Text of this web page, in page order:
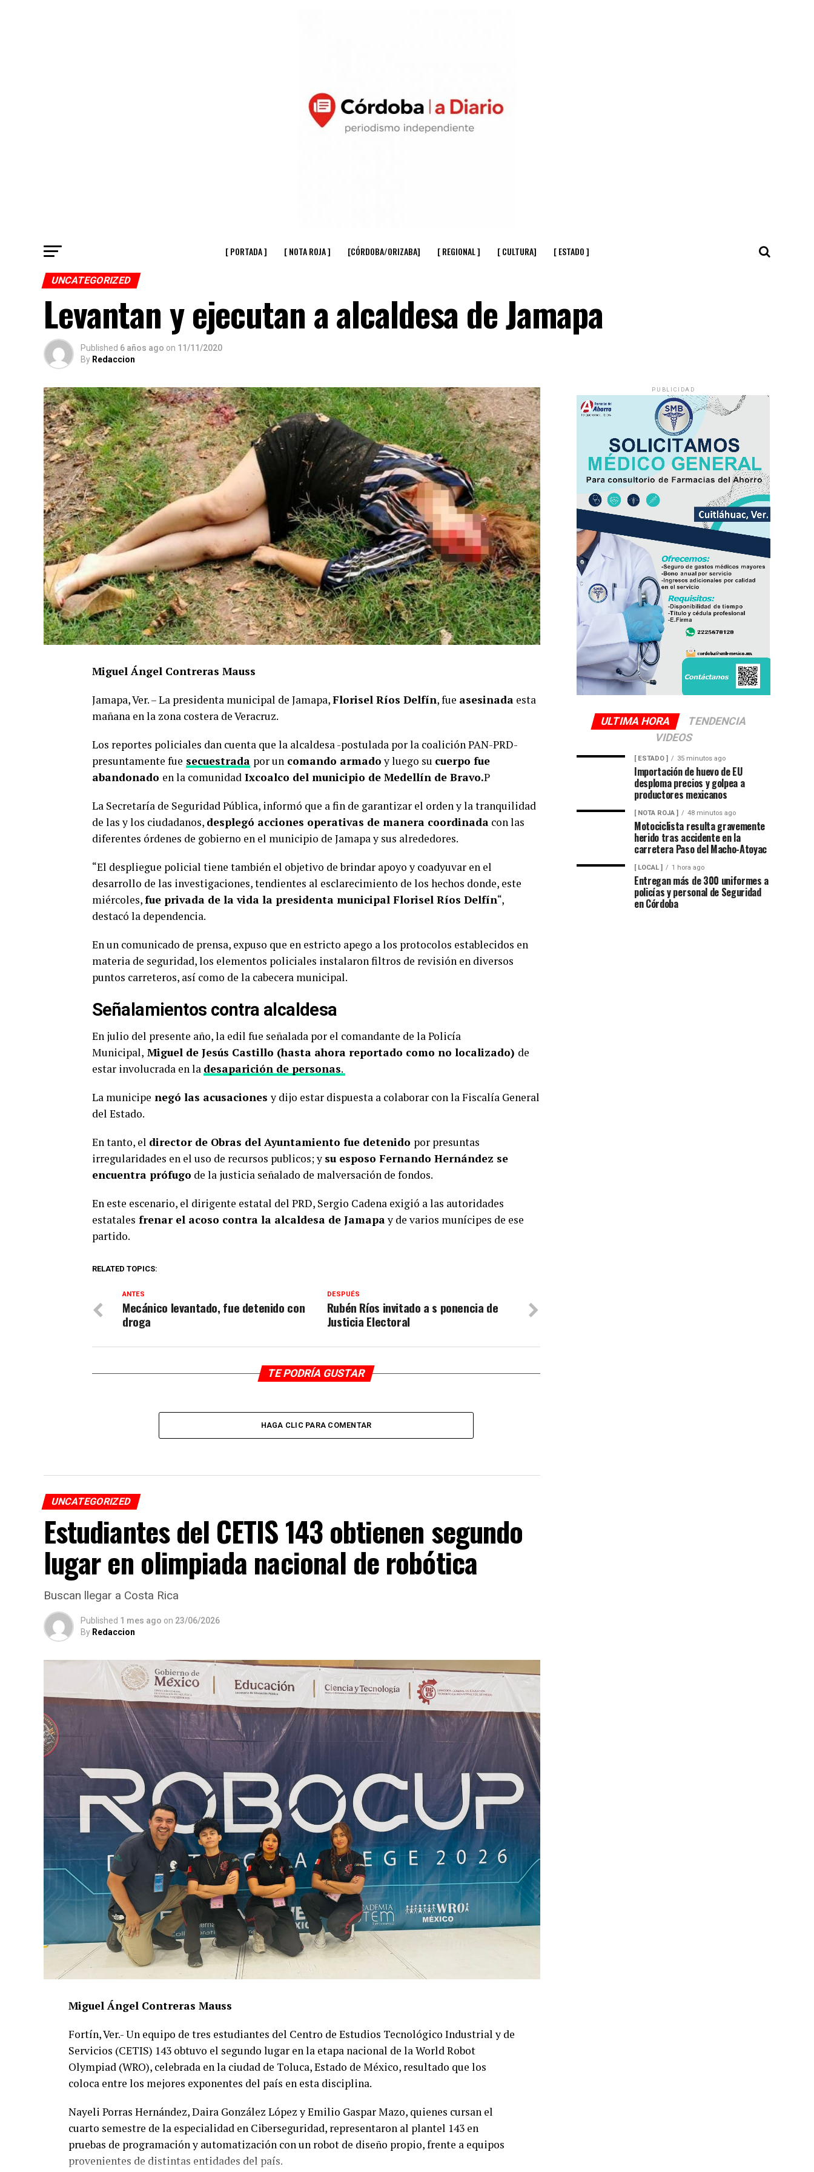
[ PORTADA ] [ NOTA ROJA ] [CÓRDOBA/ORIZABA] [ REGIONAL ] [ CULTURA] [ ESTADO ]
UNCATEGORIZED
Levantan y ejecutan a alcaldesa de Jamapa
Published 6 años ago on 11/11/2020
By Redaccion
Miguel Ángel Contreras Mauss
Jamapa, Ver. – La presidenta municipal de Jamapa,Florisel Ríos Delfín, fue asesinada esta
mañana en la zona costera de Veracruz.
Los reportes policiales dan cuenta que la alcaldesa -postulada por la coalición PAN-PRD-
presuntamente fue secuestrada por un comando armadoy luego su cuerpo fue
abandonado en la comunidad Ixcoalco del municipio de Medellín de Bravo.P
La Secretaría de Seguridad Pública, informó que a fin de garantizar el orden y la tranquilidad
de las y los ciudadanos, desplegó acciones operativas de manera coordinada con las
diferentes órdenes de gobierno en el municipio de Jamapa y sus alrededores.
“El despliegue policial tiene también el objetivo de brindar apoyo y coadyuvar en el
desarrollo de las investigaciones, tendientes al esclarecimiento de los hechos donde, este
miércoles,fue privada de la vida la presidenta municipal Florisel Ríos Delfín“,
destacó la dependencia.
En un comunicado de prensa, expuso que en estricto apego a los protocolos establecidos en
materia de seguridad, los elementos policiales instalaron filtros de revisión en diversos
puntos carreteros, así como de la cabecera municipal.
Señalamientos contra alcaldesa
En julio del presente año, la edil fue señalada por el comandante de la Policía
Municipal, Miguel de Jesús Castillo (hasta ahora reportado como no localizado) de
estar involucrada en la desaparición de personas.
La municipe negó las acusacionesy dijo estar dispuesta a colaborar con la Fiscalía General
del Estado.
En tanto, el director de Obras del Ayuntamiento fue detenido por presuntas
irregularidades en el uso de recursos publicos; y su esposo Fernando Hernández se
encuentra prófugo de la justicia señalado de malversación de fondos.
En este escenario, el dirigente estatal del PRD, Sergio Cadena exigió a las autoridades
estatales frenar el acoso contra la alcaldesa de Jamapay de varios munícipes de ese
partido.
RELATED TOPICS:
DESPUÉS
Rubén Ríos invitado a s ponencia de
Justicia Electoral
ANTES
Mecánico levantado, fue detenido con
droga
TE PODRÍA GUSTAR
HAGA CLIC PARA COMENTAR
UNCATEGORIZED
Estudiantes del CETIS 143 obtienen segundo
lugar en olimpiada nacional de robótica
Buscan llegar a Costa Rica
Published 1 mes ago on 23/06/2026
By Redaccion
Miguel Ángel Contreras Mauss
Fortín, Ver.- Un equipo de tres estudiantes del Centro de Estudios Tecnológico Industrial y de
Servicios (CETIS) 143 obtuvo el segundo lugar en la etapa nacional de la World Robot
Olympiad (WRO), celebrada en la ciudad de Toluca, Estado de México, resultado que los
coloca entre los mejores exponentes del país en esta disciplina.
Nayeli Porras Hernández, Daira González López y Emilio Gaspar Mazo, quienes cursan el
cuarto semestre de la especialidad en Ciberseguridad, representaron al plantel 143 en
pruebas de programación y automatización con un robot de diseño propio, frente a equipos
provenientes de distintas entidades del país.
PUBLICIDAD
ULTIMA HORA
TENDENCIA
VIDEOS
[ ESTADO ] 35 minutos ago
Importación de huevo de EU
desploma precios y golpea a
productores mexicanos
[ NOTA ROJA ] 48 minutos ago
Motociclista resulta gravemente
herido tras accidente en la
carretera Paso del Macho-Atoyac
[ LOCAL ] 1 hora ago
Entregan más de 300 uniformes a
policías y personal de Seguridad
en Córdoba